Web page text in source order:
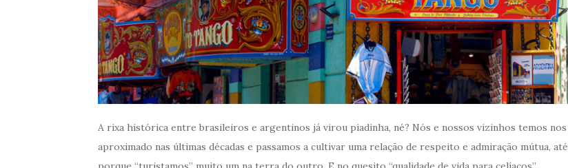
A rixa histórica entre brasileiros e argentinos já virou piadinha, né? Nós e nossos vizinhos temos nos
aproximado nas últimas décadas e passamos a cultivar uma relação de respeito e admiração mútua, até